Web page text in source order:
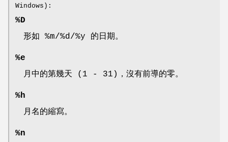
Windows):
%D
形如 %m/%d/%y 的日期。
%e
月中的第幾天 (1 - 31)，沒有前導的零。
%h
月名的縮寫。
%n